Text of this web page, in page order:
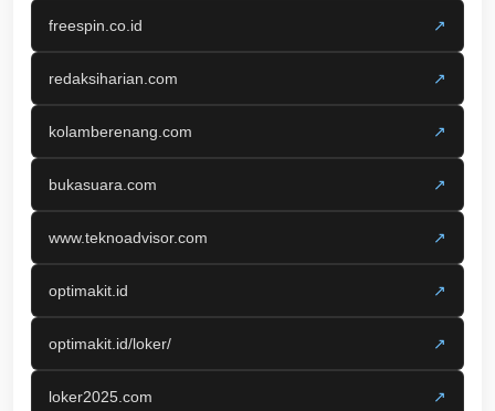
freespin.co.id ↗
redaksiharian.com ↗
kolamberenang.com ↗
bukasuara.com ↗
www.teknoadvisor.com ↗
optimakit.id ↗
optimakit.id/loker/ ↗
loker2025.com ↗